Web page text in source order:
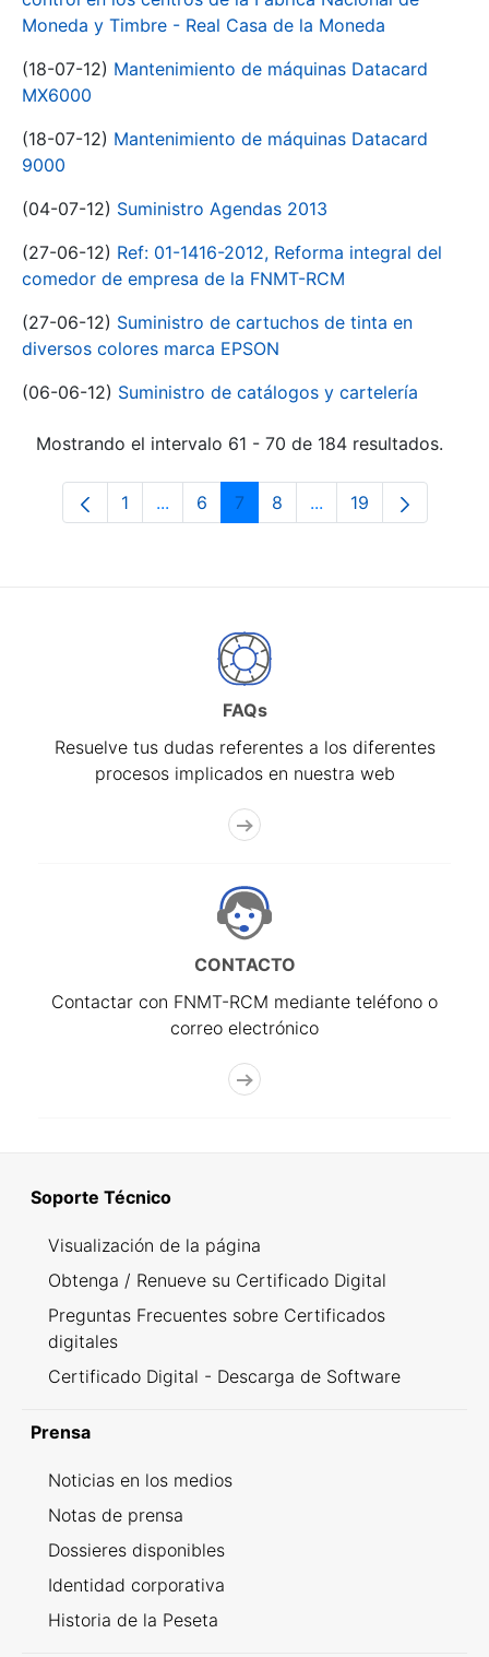
Moneda y Timbre - Real Casa de la Moneda
(18-07-12) Mantenimiento de máquinas Datacard
MX6000
(18-07-12) Mantenimiento de máquinas Datacard
9000
(04-07-12) Suministro Agendas 2013
(27-06-12) Ref: 01-1416-2012, Reforma integral del
comedor de empresa de la FNMT-RCM
(27-06-12) Suministro de cartuchos de tinta en
diversos colores marca EPSON
(06-06-12) Suministro de catálogos y cartelería
Mostrando el intervalo 61 - 70 de 184 resultados.
Página
1 ...Páginas intermedias Use TAB para
Página
6 Página
7 Página
8 ...Páginas intermedias
Página
19
FAQs
Resuelve tus dudas referentes a los diferentes
procesos implicados en nuestra web
CONTACTO
Contactar con FNMT-RCM mediante teléfono o
correo electrónico
Soporte Técnico
Visualización de la página
Obtenga / Renueve su Certificado Digital
Preguntas Frecuentes sobre Certificados
digitales
Certificado Digital - Descarga de Software
Prensa
Noticias en los medios
Notas de prensa
Dossieres disponibles
Identidad corporativa
Historia de la Peseta